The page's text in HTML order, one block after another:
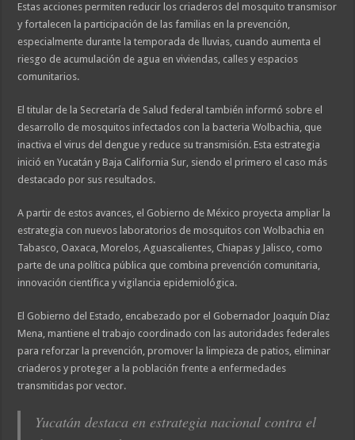
Estas acciones permiten reducir los criaderos del mosquito transmisor
y fortalecen la participación de las familias en la prevención,
especialmente durante la temporada de lluvias, cuando aumenta el
riesgo de acumulación de agua en viviendas, calles y espacios
comunitarios.
El titular de la Secretaría de Salud federal también informó sobre el
desarrollo de mosquitos infectados con la bacteria Wolbachia, que
inactiva el virus del dengue y reduce su transmisión. Esta estrategia
inició en Yucatán y Baja California Sur, siendo el primero el caso más
destacado por sus resultados.
A partir de estos avances, el Gobierno de México proyecta ampliar la
estrategia con nuevos laboratorios de mosquitos con Wolbachia en
Tabasco, Oaxaca, Morelos, Aguascalientes, Chiapas y Jalisco, como
parte de una política pública que combina prevención comunitaria,
innovación científica y vigilancia epidemiológica.
El Gobierno del Estado, encabezado por el Gobernador Joaquín Díaz
Mena, mantiene el trabajo coordinado con las autoridades federales
para reforzar la prevención, promover la limpieza de patios, eliminar
criaderos y proteger a la población frente a enfermedades
transmitidas por vector.
Yucatán destaca en estrategia nacional contra el